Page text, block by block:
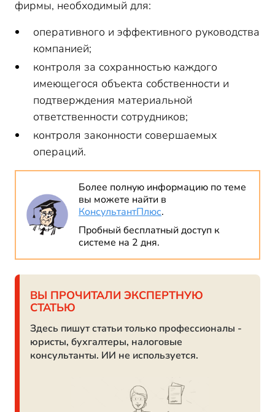
фирмы, необходимый для:
оперативного и эффективного руководства
компанией;
контроля за сохранностью каждого
имеющегося объекта собственности и
подтверждения материальной
ответственности сотрудников;
контроля законности совершаемых
операций.
Более полную информацию по теме
вы можете найти в
КонсультантПлюс.
Пробный бесплатный доступ к
системе на 2 дня.
ВЫ ПРОЧИТАЛИ ЭКСПЕРТНУЮ
СТАТЬЮ
Здесь пишут статьи только профессионалы -
юристы, бухгалтеры, налоговые
консультанты. ИИ не используется.